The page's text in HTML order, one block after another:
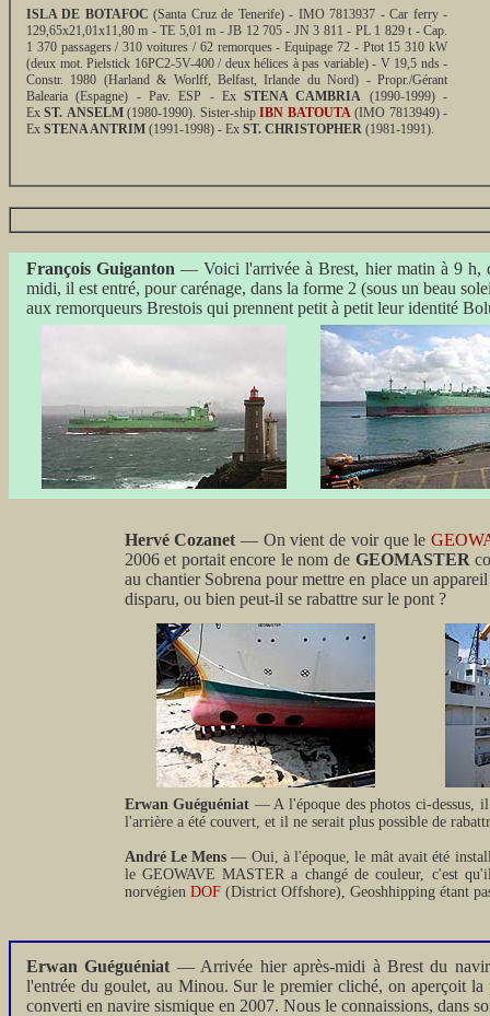
ISLA DE BOTAFOC (Santa Cruz de Tenerife) - IMO 7813937 - Car ferry -
129,65x21,01x11,80 m - TE 5,01 m - JB 12 705 - JN 3 811 - PL 1 829 t - Cap.
1 370 passagers / 310 voitures / 62 remorques - Equipage 72 - Ptot 15 310 kW
(deux mot. Pielstick 16PC2-5V-400 / deux hélices à pas variable) - V 19,5 nds -
Constr. 1980 (Harland & Worlff, Belfast, Irlande du Nord) - Propr./Gérant
Balearia (Espagne) - Pav. ESP - ExSTENA CAMBRIA (1990-1999) -
ExST. ANSELM(1980-1990). Sister-shipIBN BATOUTA(IMO 7813949) -
Ex STENA ANTRIM (1991-1998) - Ex ST. CHRISTOPHER (1981-1991).
François Guiganton — Voici l'arrivée à Brest, hier matin à 9 h,
midi, il est entré, pour carénage, dans la forme 2 (sous un beau
aux remorqueurs Brestois qui prennent petit à petit leur identité
Hervé Cozanet — On vient de voir que le
2006 et portait encore le nom de GEOMASTER
au chantier Sobrena pour mettre en place un
disparu, ou bien peut-il se rabattre sur le pont ?
Erwan Guéguéniat — A l'époque des photos ci-dessus,
l'arrière a été couvert, et il ne serait plus possible de
André Le Mens — Oui, à l'époque, le mât avait été
le GEOWAVE MASTER a changé de couleur, c'est
norvégien DOF(District Offshore), Geoshhipping étant
Erwan Guéguéniat — Arrivée hier après-midi à Brest du
l'entrée du goulet, au Minou. Sur le premier cliché, on aperçoit
converti en navire sismique en 2007. Nous le connaissions, dans